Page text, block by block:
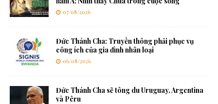
07/08/2026
Đức Thánh Cha: Truyền thông phải phục vụ
công ích của gia đình nhân loại
06/08/2026
Đức Thánh Cha sẽ tông du Uruguay, Argentina
và Pêru